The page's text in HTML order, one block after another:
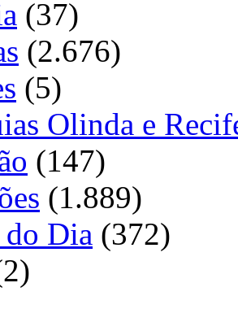
(37)
(2.676)
(5)
Olinda e
(147)
(1.889)
do Dia (372)